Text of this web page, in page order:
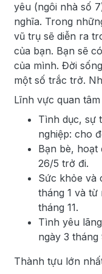
yêu (ngôi nhà số
nghĩa. Trong
vũ trụ sẽ diễn ra
của bạn. Bạn sẽ
của mình. Đời
một số trắc trở.
Lĩnh vực quan
Tình dục, sự
nghiệp: cho
Bạn bè, hoạt
26/5 trở đi.
Sức khỏe và
tháng 1 và từ
tháng 11.
Tình yêu
ngày 3 tháng
Thành tựu lớn